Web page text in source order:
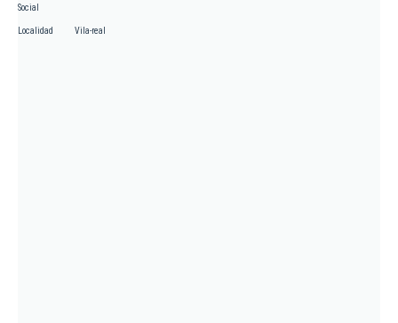
Social
Localidad Vila-real